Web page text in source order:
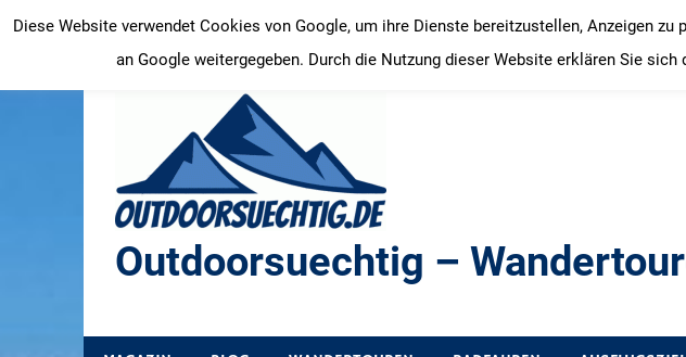
Inhalt
springen
Outdoorsuechtig –
Diese Website verwendet Cookies von Google, um ihre Dienste bereitzustellen, Anzeigen
an Google weitergegeben. Durch die Nutzung dieser Website erklären Sie